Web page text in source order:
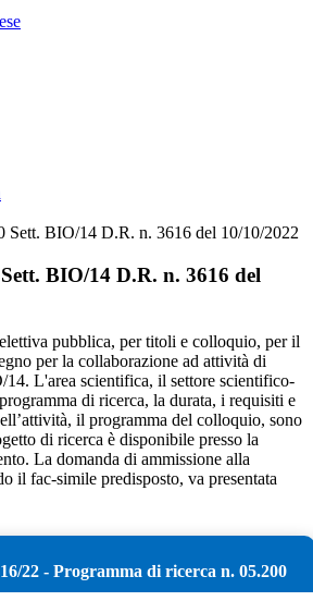
Sett. BIO/14 D.R. n. 3616 del 10/10/2022
BIO/14 D.R. n. 3616 del
pubblica, per titoli e colloquio, per il
per la collaborazione ad attività di
14. L'area scientifica, il settore scientifico-
di ricerca, la durata, i requisiti e
il programma del colloquio, sono
di ricerca è disponibile presso la
La domanda di ammissione alla
il fac-simile predisposto, va presentata
/22 - Programma di ricerca n. 05.200